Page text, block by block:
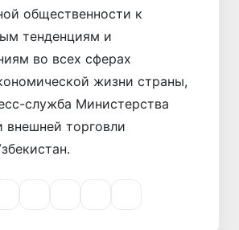
общественности к
тенденциям и
во всех сферах
жизни страны,
служба Министерства
внешней торговли